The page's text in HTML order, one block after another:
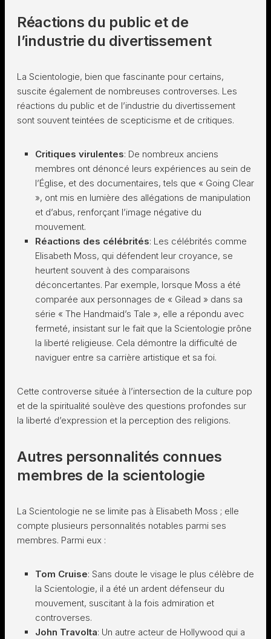
Réactions du public et de
l’industrie du divertissement
La Scientologie, bien que fascinante pour certains,
suscite également de nombreuses controverses. Les
réactions du public et de l’industrie du divertissement
sont souvent teintées de scepticisme et de critiques.
Critiques virulentes: De nombreux anciens
membres ont dénoncé leurs expériences au sein de
l’Église, et des documentaires, tels que « Going Clear
», ont mis en lumière des allégations de manipulation
et d’abus, renforçant l’image négative du
mouvement.
Réactions des célébrités: Les célébrités comme
Elisabeth Moss, qui défendent leur croyance, se
heurtent souvent à des comparaisons
déconcertantes. Par exemple, lorsque Moss a été
comparée aux personnages de « Gilead » dans sa
série « The Handmaid’s Tale », elle a répondu avec
fermeté, insistant sur le fait que la Scientologie prône
la liberté religieuse. Cela démontre la difficulté de
naviguer entre sa carrière artistique et sa foi.
Cette controverse située à l’intersection de la culture pop
et de la spiritualité soulève des questions profondes sur
la liberté d’expression et la perception des religions.
Autres personnalités connues
membres de la scientologie
La Scientologie ne se limite pas à Elisabeth Moss ; elle
compte plusieurs personnalités notables parmi ses
membres. Parmi eux :
Tom Cruise: Sans doute le visage le plus célèbre de
la Scientologie, il a été un ardent défenseur du
mouvement, suscitant à la fois admiration et
controverses.
John Travolta: Un autre acteur de Hollywood qui a